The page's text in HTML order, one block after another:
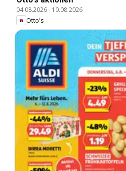
04.08.2026- 10.08.2026
Otto's